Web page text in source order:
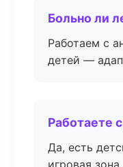
Больно ли
Работаем с
детей —
Работаете
Да, есть
игровая